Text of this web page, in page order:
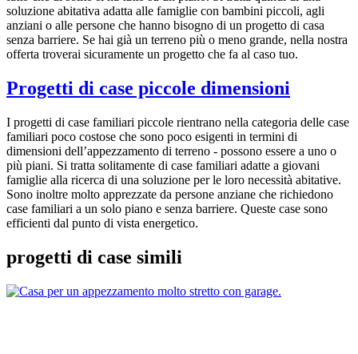
soluzione abitativa adatta alle famiglie con bambini piccoli, agli
anziani o alle persone che hanno bisogno di un progetto di casa
senza barriere. Se hai già un terreno più o meno grande, nella nostra
offerta troverai sicuramente un progetto che fa al caso tuo.
Progetti di case piccole dimensioni
I progetti di case familiari piccole rientrano nella categoria delle case
familiari poco costose che sono poco esigenti in termini di
dimensioni dell’appezzamento di terreno - possono essere a uno o
più piani. Si tratta solitamente di case familiari adatte a giovani
famiglie alla ricerca di una soluzione per le loro necessità abitative.
Sono inoltre molto apprezzate da persone anziane che richiedono
case familiari a un solo piano e senza barriere. Queste case sono
efficienti dal punto di vista energetico.
progetti di case simili